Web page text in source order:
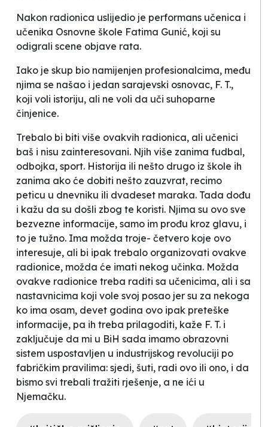
Nakon radionica uslijedio je performans učenica i
učenika Osnovne škole Fatima Gunić, koji su
odigrali scene objave rata.
Iako je skup bio namijenjen profesionalcima, među
njima se našao i jedan sarajevski osnovac, F. T.,
koji voli istoriju, ali ne voli da uči suhoparne
činjenice.
Trebalo bi biti više ovakvih radionica, ali učenici
baš i nisu zainteresovani. Njih više zanima fudbal,
odbojka, sport. Historija ili nešto drugo iz škole ih
zanima ako će dobiti nešto zauzvrat, recimo
peticu u dnevniku ili dvadeset maraka. Tada dođu
i kažu da su došli zbog te koristi. Njima su ovo sve
bezvezne informacije, samo im prođu kroz glavu, i
to je tužno. Ima možda troje- četvero koje ovo
interesuje, ali bi ipak trebalo organizovati ovakve
radionice, možda će imati nekog učinka. Možda
ovakve radionice treba raditi sa učenicima, ali i sa
nastavnicima koji vole svoj posao jer su za nekoga
ko ima osam, devet godina ovo ipak preteške
informacije, pa ih treba prilagoditi, kaže F. T. i
zaključuje da mi u BiH sada imamo obrazovni
sistem uspostavljen u industrijskog revoluciji po
fabričkim pravilima: sjedi, šuti, radi ovo ili ono, i da
bismo svi trebali tražiti rješenje, a ne ići u
Njemačku.